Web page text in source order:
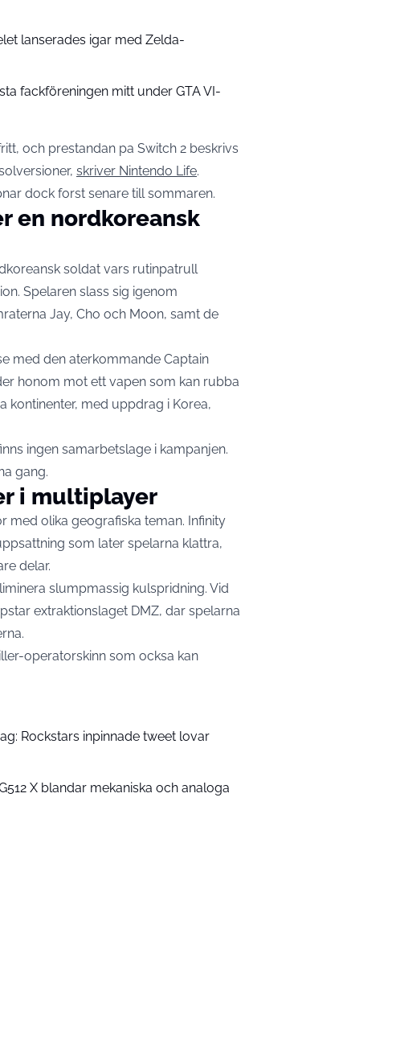
lanserades igar med Zelda-
fackföreningen mitt under GTA VI-
och prestandan pa Switch 2 beskrivs
skriver Nintendo Life.
dock forst senare till sommaren.
en nordkoreansk
soldat vars rutinpatrull
Spelaren slass sig igenom
Jay, Cho och Moon, samt de
med den aterkommande Captain
honom mot ett vapen som kan rubba
kontinenter, med uppdrag i Korea,
ingen samarbetslage i kampanjen.
gang.
i multiplayer
med olika geografiska teman. Infinity
som later spelarna klattra,
delar.
slumpmassig kulspridning. Vid
extraktionslaget DMZ, dar spelarna
operatorskinn som ocksa kan
Rockstars inpinnade tweet lovar
X blandar mekaniska och analoga